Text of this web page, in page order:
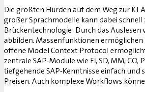
Die größten Hürden auf dem Weg zur
großer Sprachmodelle kann dabei
Brückentechnologie: Durch das
abbilden. Massenfunktionen
offene Model Context Protocol
zentrale SAP-Module wie FI, SD, MM,
tiefgehende SAP-Kenntnisse einfach und
Preisen. Auch komplexe Workflows